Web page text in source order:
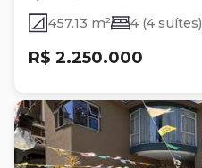
457.13 m² 4 (4 suítes)
R$ 2.250.000